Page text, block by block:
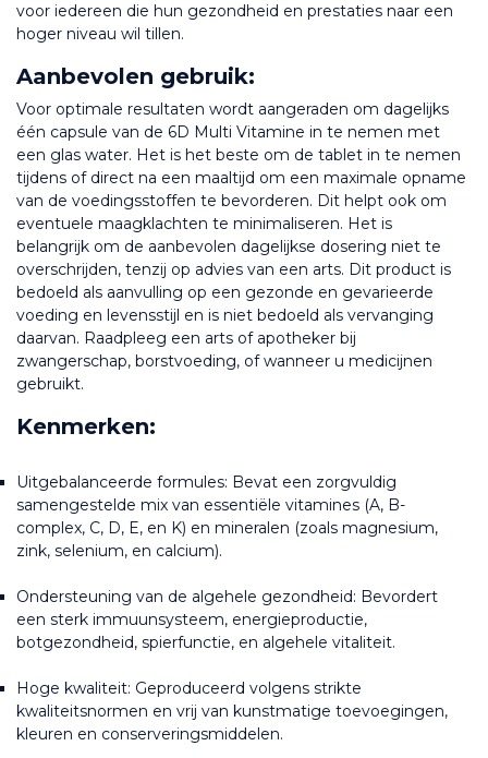
voor iedereen die hun gezondheid en prestaties naar een
hoger niveau wil tillen.
Aanbevolen gebruik:
Voor optimale resultaten wordt aangeraden om dagelijks
één capsule van de 6D Multi Vitamine in te nemen met
een glas water. Het is het beste om de tablet in te nemen
tijdens of direct na een maaltijd om een maximale opname
van de voedingsstoffen te bevorderen. Dit helpt ook om
eventuele maagklachten te minimaliseren. Het is
belangrijk om de aanbevolen dagelijkse dosering niet te
overschrijden, tenzij op advies van een arts. Dit product is
bedoeld als aanvulling op een gezonde en gevarieerde
voeding en levensstijl en is niet bedoeld als vervanging
daarvan. Raadpleeg een arts of apotheker bij
zwangerschap, borstvoeding, of wanneer u medicijnen
gebruikt.
Kenmerken:
Uitgebalanceerde formules: Bevat een zorgvuldig
samengestelde mix van essentiële vitamines (A, B-
complex, C, D, E, en K) en mineralen (zoals magnesium,
zink, selenium, en calcium).
Ondersteuning van de algehele gezondheid: Bevordert
een sterk immuunsysteem, energieproductie,
botgezondheid, spierfunctie, en algehele vitaliteit.
Hoge kwaliteit: Geproduceerd volgens strikte
kwaliteitsnormen en vrij van kunstmatige toevoegingen,
kleuren en conserveringsmiddelen.